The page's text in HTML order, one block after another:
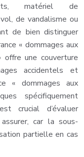
matériel de
de vandalisme ou
de bien distinguer
« dommages aux
offre une couverture
accidentels et
« dommages aux
spécifiquement
crucial d’évaluer
car la sous-
partielle en cas